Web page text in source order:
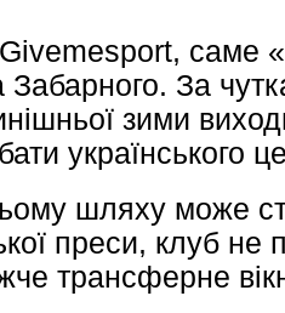
саме
За
зими
українського
шляху може
преси, клуб не
трансферне